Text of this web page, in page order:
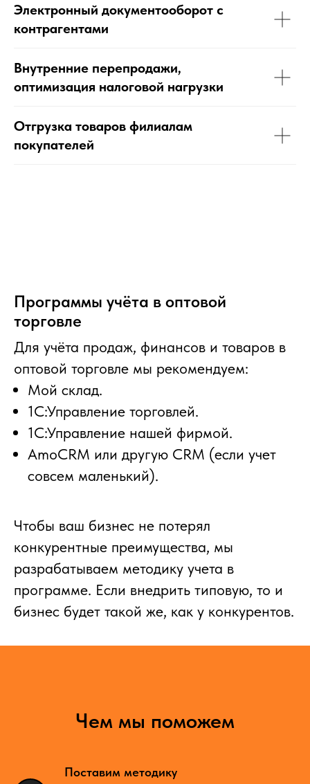
Электронный документооборот с
контрагентами
Внутренние перепродажи,
оптимизация налоговой нагрузки
Отгрузка товаров филиалам
покупателей
Программы учёта в оптовой
торговле
Для учёта продаж, финансов и товаров в
оптовой торговле мы рекомендуем:
Мой склад.
1С:Управление торговлей.
1С:Управление нашей фирмой.
AmoCRM или другую CRM (если учет
совсем маленький).
Чтобы ваш бизнес не потерял
конкурентные преимущества, мы
разрабатываем методику учета в
программе. Если внедрить типовую, то и
бизнес будет такой же, как у конкурентов.
Чем мы поможем
Поставим методику